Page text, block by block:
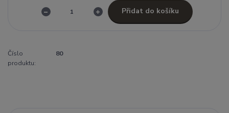
Přidat do košíku
Číslo
produktu:
80